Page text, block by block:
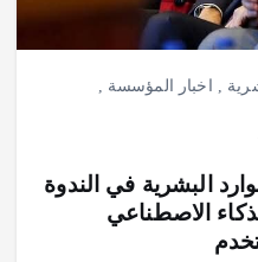
, اخبار المؤسسة ,
البشرية في الندوة
الاصطناعي